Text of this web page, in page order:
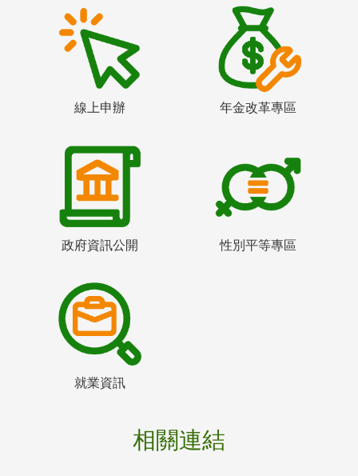
線上申辦 年金改革專區
政府資訊公開 性別平等專區
就業資訊
相關連結